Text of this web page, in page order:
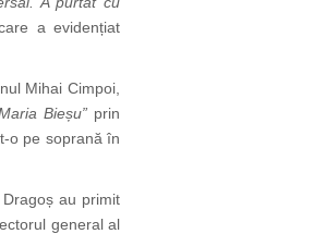
a evidențiat
Mihai Cimpoi,
Bieșu” prin
o pe soprană în
au primit
general al